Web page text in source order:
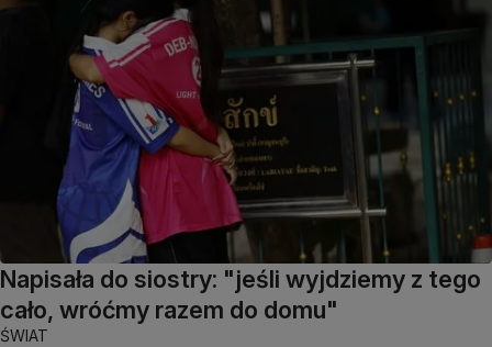
Napisała do siostry: "jeśli wyjdziemy z tego
cało, wróćmy razem do domu"
ŚWIAT